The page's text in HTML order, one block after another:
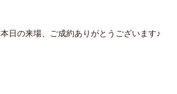
本日の来場、ご成約ありがとうございます♪